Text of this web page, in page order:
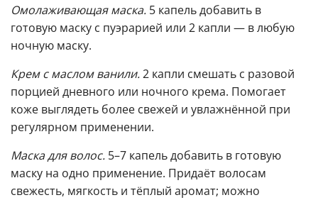
Омолаживающая маска. 5 капель добавить в
готовую маску с пуэрарией или 2 капли — в любую
ночную маску.
Крем с маслом ванили.2 капли смешать с разовой
порцией дневного или ночного крема. Помогает
коже выглядеть более свежей и увлажнённой при
регулярном применении.
Маска для волос. 5–7 капель добавить в готовую
маску на одно применение. Придаёт волосам
свежесть, мягкость и тёплый аромат; можно